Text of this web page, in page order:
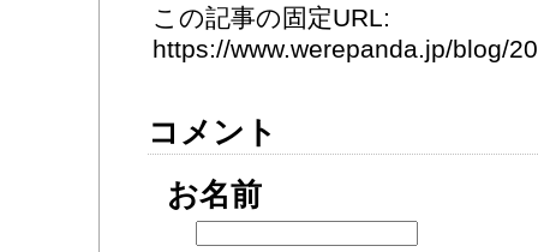
この記事の固定URL:
https://www.werepanda.jp/blog/
コメント
お名前